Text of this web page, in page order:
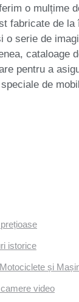
o
fabricate de
serie de
pentru a
de
istorice
și
video